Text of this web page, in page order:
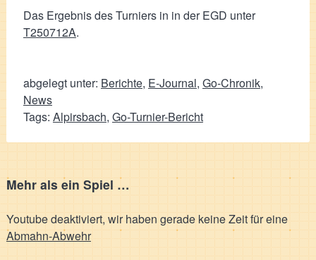
Das Ergebnis des Turniers in in der EGD unter
T250712A.
abgelegt unter: Berichte, E-Journal, Go-Chronik,
News
Tags: Alpirsbach, Go-Turnier-Bericht
Mehr als ein Spiel …
Youtube deaktiviert, wir haben gerade keine Zeit für eine
Abmahn-Abwehr